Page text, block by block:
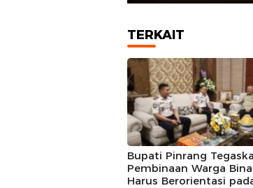
TERKAIT
Bupati Pinrang
Pembinaan Warga
Harus Berorientasi